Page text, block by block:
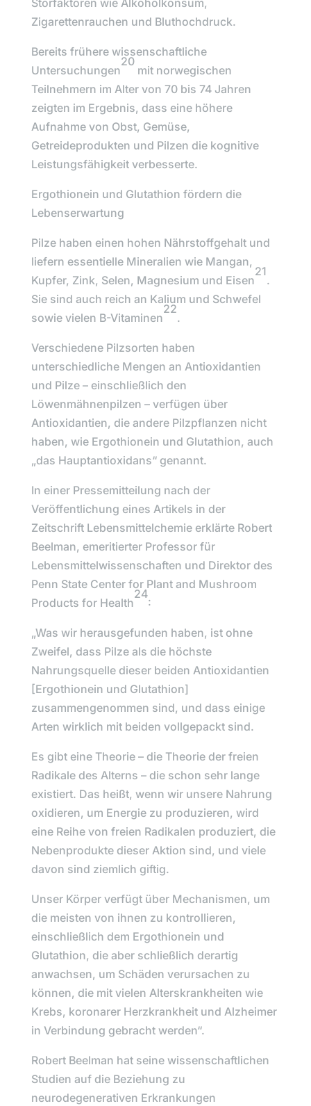
Störfaktoren wie Alkoholkonsum,
Zigarettenrauchen und Bluthochdruck.
Bereits frühere wissenschaftliche
Untersuchungen
20
mit norwegischen
Teilnehmern im Alter von 70 bis 74 Jahren
zeigten im Ergebnis, dass eine höhere
Aufnahme von Obst, Gemüse,
Getreideprodukten und Pilzen die kognitive
Leistungsfähigkeit verbesserte.
Ergothionein und Glutathion fördern die
Lebenserwartung
Pilze haben einen hohen Nährstoffgehalt und
liefern essentielle Mineralien wie Mangan,
Kupfer, Zink, Selen, Magnesium und Eisen
21
.
Sie sind auch reich an Kalium und Schwefel
sowie vielen B-Vitaminen
22
.
Verschiedene Pilzsorten haben
unterschiedliche Mengen an Antioxidantien
und Pilze – einschließlich den
Löwenmähnenpilzen – verfügen über
Antioxidantien, die andere Pilzpflanzen nicht
haben, wie Ergothionein und Glutathion, auch
„das Hauptantioxidans“ genannt.
In einer Pressemitteilung nach der
Veröffentlichung eines Artikels in der
Zeitschrift Lebensmittelchemieerklärte Robert
Beelman, emeritierter Professor für
Lebensmittelwissenschaften und Direktor des
Penn State Center for Plant and Mushroom
Products for Health
24
:
„Was wir herausgefunden haben, ist ohne
Zweifel, dass Pilze als die höchste
Nahrungsquelle dieser beiden Antioxidantien
[Ergothionein und Glutathion]
zusammengenommen sind, und dass einige
Arten wirklich mit beiden vollgepackt sind.
Es gibt eine Theorie – die Theorie der freien
Radikale des Alterns – die schon sehr lange
existiert. Das heißt, wenn wir unsere Nahrung
oxidieren, um Energie zu produzieren, wird
eine Reihe von freien Radikalen produziert, die
Nebenprodukte dieser Aktion sind, und viele
davon sind ziemlich giftig.
Unser Körper verfügt über Mechanismen, um
die meisten von ihnen zu kontrollieren,
einschließlich dem Ergothionein und
Glutathion, die aber schließlich derartig
anwachsen, um Schäden verursachen zu
können, die mit vielen Alterskrankheiten wie
Krebs, koronarer Herzkrankheit und Alzheimer
in Verbindung gebracht werden“.
Robert Beelman hat seine wissenschaftlichen
Studien auf die Beziehung zu
neurodegenerativen Erkrankungen